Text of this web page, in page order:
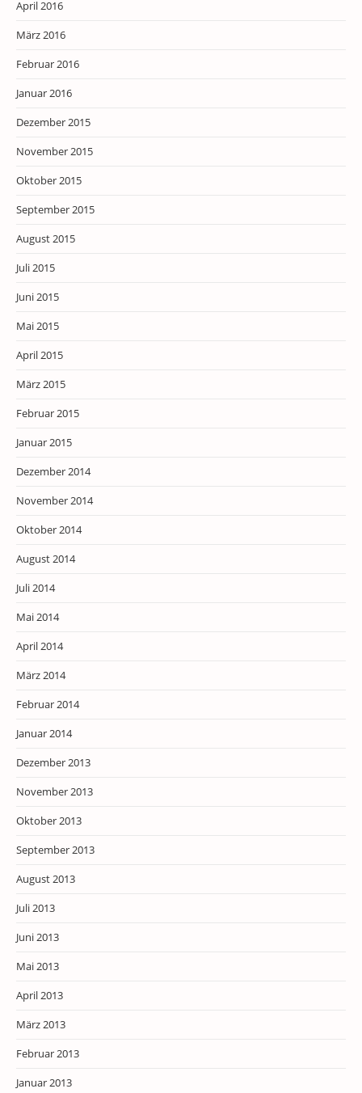
April 2016
März 2016
Februar 2016
Januar 2016
Dezember 2015
November 2015
Oktober 2015
September 2015
August 2015
Juli 2015
Juni 2015
Mai 2015
April 2015
März 2015
Februar 2015
Januar 2015
Dezember 2014
November 2014
Oktober 2014
August 2014
Juli 2014
Mai 2014
April 2014
März 2014
Februar 2014
Januar 2014
Dezember 2013
November 2013
Oktober 2013
September 2013
August 2013
Juli 2013
Juni 2013
Mai 2013
April 2013
März 2013
Februar 2013
Januar 2013